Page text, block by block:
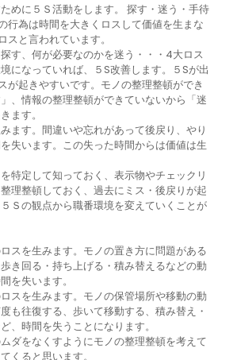
めに５Ｓ活動をします。 探す・迷う・手待
行為は時間を大きくロスして価値を生まな
と言われています。
す、何が必要なのかを迷う・・・4大ロス
になっていれば、５S改善します。５Sが出
が起きやすいです。モノの整理整頓ができ
、情報の整理整頓ができていないから「迷
ます。
ます。間違いや忘れがあって後戻り、やり
失います。この失った時間からは価値は生
特定して知っておく、表示物やチェックリ
理整頓しておく、過去にミス・後戻りが起
Ｓの観点から職番環境を変えていくことが
スを生みます。モノの置き方に問題がある
き回る・持ち上げる・積み替えるなどの動
を失います。
スを生みます。モノの保管場所や移動の動
も往復する、歩いて移動する、積み替え・
、時間を失うことになります。
ダをなくすようにモノの整理整頓を考えて
くると思います。